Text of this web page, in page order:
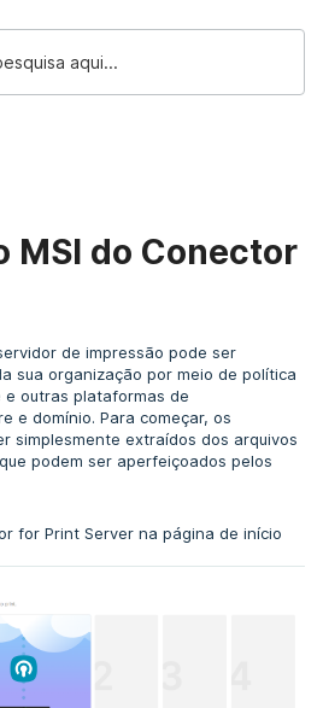
MSI do Conector
de impressão pode ser
sua organização por meio de política
outras plataformas de
e domínio. Para começar, os
simplesmente extraídos dos arquivos
podem ser aperfeiçoados pelos
for Print Server na página de início